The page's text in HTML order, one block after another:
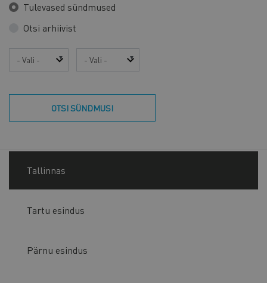
Tulevased sündmused
Otsi arhiivist
Aasta Kuu
OTSI SÜNDMUSI
Tallinnas
Tartu esindus
Pärnu esindus